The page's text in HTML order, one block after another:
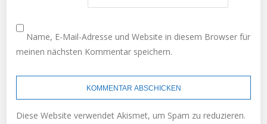
Name, E-Mail-Adresse und Website in diesem Browser für
meinen nächsten Kommentar speichern.
Diese Website verwendet Akismet, um Spam zu reduzieren.